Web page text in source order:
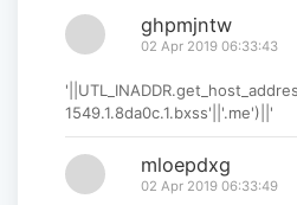
ghpmjntw
02 Apr 2019 06:33:43
1549.1.8da0c.1.bxss'||'.me')||'
mloepdxg
02 Apr 2019 06:33:49